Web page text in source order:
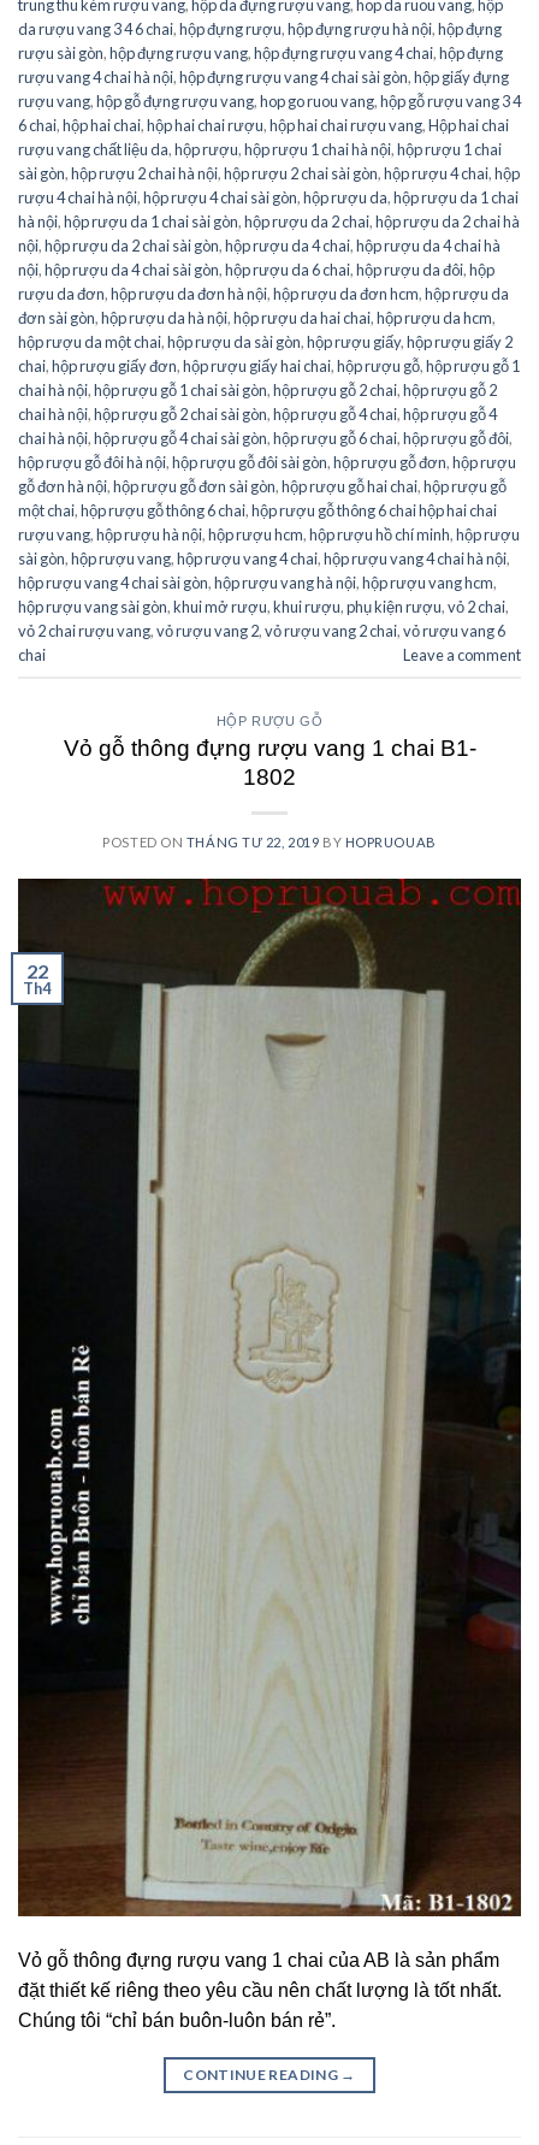
trung thu kèm rượu vang,hộp da đựng rượu vang,hop da ruou vang,hộp
da rượu vang 3 4 6 chai,hộp đựng rượu,hộp đựng rượu hà nội,hộp đựng
rượu sài gòn,hộp đựng rượu vang,hộp đựng rượu vang 4 chai,hộp đựng
rượu vang 4 chai hà nội,hộp đựng rượu vang 4 chai sài gòn,hộp giấy đựng
rượu vang,hộp gỗ đựng rượu vang,hop go ruou vang,hộp gỗ rượu vang 3 4
6 chai,hộp hai chai,hộp hai chai rượu,hộp hai chai rượu vang,Hộp hai chai
rượu vang chất liệu da,hộp rượu,hộp rượu 1 chai hà nội,hộp rượu 1 chai
sài gòn,hộp rượu 2 chai hà nội,hộp rượu 2 chai sài gòn,hộp rượu 4 chai,hộp
rượu 4 chai hà nội,hộp rượu 4 chai sài gòn,hộp rượu da,hộp rượu da 1 chai
hà nội,hộp rượu da 1 chai sài gòn,hộp rượu da 2 chai,hộp rượu da 2 chai hà
nội,hộp rượu da 2 chai sài gòn,hộp rượu da 4 chai,hộp rượu da 4 chai hà
nội,hộp rượu da 4 chai sài gòn,hộp rượu da 6 chai,hộp rượu da đôi,hộp
rượu da đơn,hộp rượu da đơn hà nội,hộp rượu da đơn hcm,hộp rượu da
đơn sài gòn,hộp rượu da hà nội,hộp rượu da hai chai,hộp rượu da hcm,
hộp rượu da một chai,hộp rượu da sài gòn,hộp rượu giấy,hộp rượu giấy 2
chai,hộp rượu giấy đơn,hộp rượu giấy hai chai,hộp rượu gỗ,hộp rượu gỗ 1
chai hà nội,hộp rượu gỗ 1 chai sài gòn,hộp rượu gỗ 2 chai,hộp rượu gỗ 2
chai hà nội,hộp rượu gỗ 2 chai sài gòn,hộp rượu gỗ 4 chai,hộp rượu gỗ 4
chai hà nội,hộp rượu gỗ 4 chai sài gòn,hộp rượu gỗ 6 chai,hộp rượu gỗ đôi,
hộp rượu gỗ đôi hà nội,hộp rượu gỗ đôi sài gòn,hộp rượu gỗ đơn,hộp rượu
gỗ đơn hà nội,hộp rượu gỗ đơn sài gòn,hộp rượu gỗ hai chai,hộp rượu gỗ
một chai,hộp rượu gỗ thông 6 chai,hộp rượu gỗ thông 6 chai hộp hai chai
rượu vang,hộp rượu hà nội,hộp rượu hcm,hộp rượu hồ chí minh,hộp rượu
sài gòn,hộp rượu vang,hộp rượu vang 4 chai,hộp rượu vang 4 chai hà nội,
hộp rượu vang 4 chai sài gòn,hộp rượu vang hà nội,hộp rượu vang hcm,
hộp rượu vang sài gòn,khui mở rượu,khui rượu,phụ kiện rượu,vỏ 2 chai,
vỏ 2 chai rượu vang,vỏ rượu vang 2,vỏ rượu vang 2 chai,vỏ rượu vang 6
chai
Leave a comment
HỘP RƯỢU GỖ
Vỏ gỗ thông đựng rượu vang 1 chai B1-
1802
POSTED ON THÁNG TƯ 22, 2019 BY HOPRUOUAB
22
Th4
Vỏ gỗ thông đựng rượu vang 1 chai của AB là sản phẩm
đặt thiết kế riêng theo yêu cầu nên chất lượng là tốt nhất.
Chúng tôi “chỉ bán buôn-luôn bán rẻ”.
CONTINUE READING →